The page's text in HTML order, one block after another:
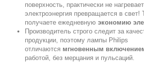
поверхность, практически не
электроэнергия превращается в
получаете ежедневную экономию
Производитель строго следит за
продукции, поэтому лампы Philips
отличаются мгновенным
работой, без мерцания и пульсаций.